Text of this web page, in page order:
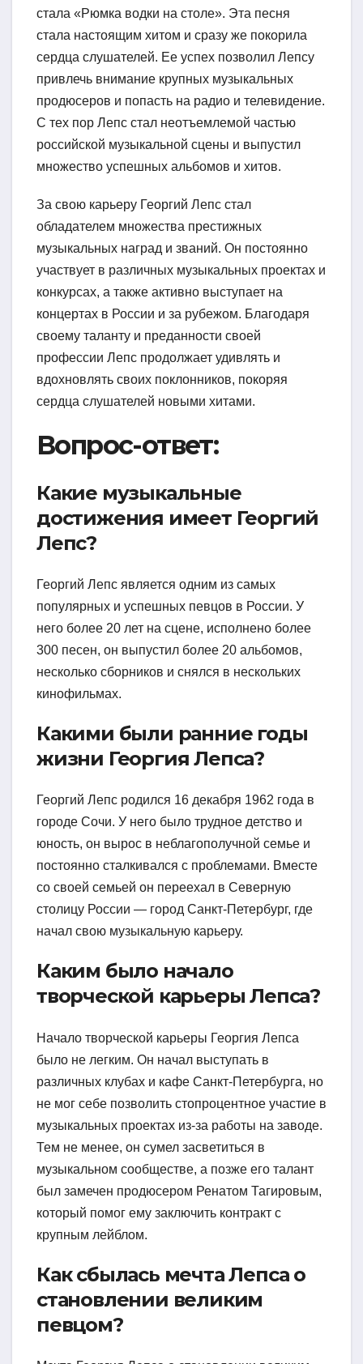
стала «Рюмка водки на столе». Эта песня
стала настоящим хитом и сразу же покорила
сердца слушателей. Ее успех позволил Лепсу
привлечь внимание крупных музыкальных
продюсеров и попасть на радио и телевидение.
С тех пор Лепс стал неотъемлемой частью
российской музыкальной сцены и выпустил
множество успешных альбомов и хитов.
За свою карьеру Георгий Лепс стал
обладателем множества престижных
музыкальных наград и званий. Он постоянно
участвует в различных музыкальных проектах и
конкурсах, а также активно выступает на
концертах в России и за рубежом. Благодаря
своему таланту и преданности своей
профессии Лепс продолжает удивлять и
вдохновлять своих поклонников, покоряя
сердца слушателей новыми хитами.
Вопрос-ответ:
Какие музыкальные
достижения имеет Георгий
Лепс?
Георгий Лепс является одним из самых
популярных и успешных певцов в России. У
него более 20 лет на сцене, исполнено более
300 песен, он выпустил более 20 альбомов,
несколько сборников и снялся в нескольких
кинофильмах.
Какими были ранние годы
жизни Георгия Лепса?
Георгий Лепс родился 16 декабря 1962 года в
городе Сочи. У него было трудное детство и
юность, он вырос в неблагополучной семье и
постоянно сталкивался с проблемами. Вместе
со своей семьей он переехал в Северную
столицу России — город Санкт-Петербург, где
начал свою музыкальную карьеру.
Каким было начало
творческой карьеры Лепса?
Начало творческой карьеры Георгия Лепса
было не легким. Он начал выступать в
различных клубах и кафе Санкт-Петербурга, но
не мог себе позволить стопроцентное участие в
музыкальных проектах из-за работы на заводе.
Тем не менее, он сумел засветиться в
музыкальном сообществе, а позже его талант
был замечен продюсером Ренатом Тагировым,
который помог ему заключить контракт с
крупным лейблом.
Как сбылась мечта Лепса о
становлении великим
певцом?